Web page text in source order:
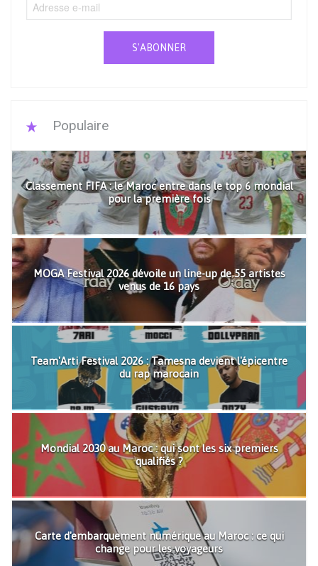
S'ABONNER
Populaire
Classement FIFA : le Maroc entre dans le top 6 mondial
pour la première fois
MOGA Festival 2026 dévoile un line-up de 55 artistes
venus de 16 pays
Team'Arti Festival 2026 : Tamesna devient l'épicentre
du rap marocain
Mondial 2030 au Maroc : qui sont les six premiers
qualifiés ?
Carte d'embarquement numérique au Maroc : ce qui
change pour les voyageurs